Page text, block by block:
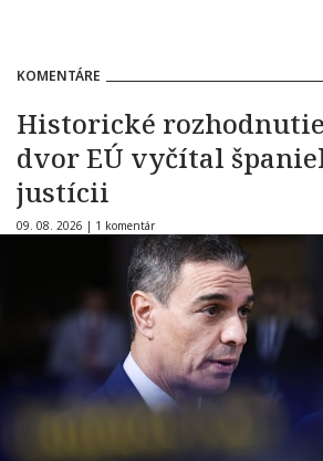
KOMENTÁRE
Historické
dvor EÚ vyčítal
justícii
09. 08. 2026 | 1 komentár